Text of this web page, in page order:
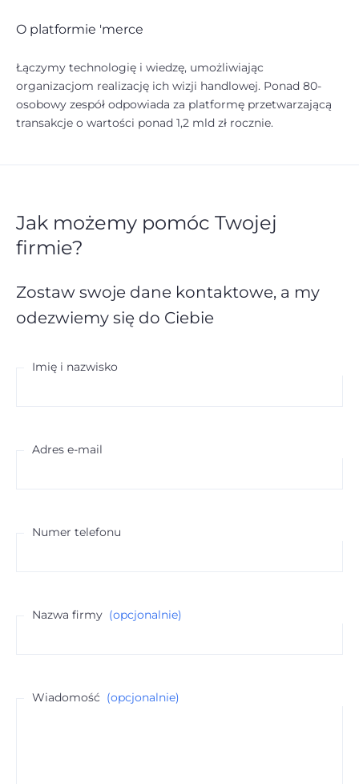
O platformie 'merce
Łączymy technologię i wiedzę, umożliwiając
organizacjom realizację ich wizji handlowej. Ponad 80-
osobowy zespół odpowiada za platformę przetwarzającą
transakcje o wartości ponad 1,2 mld zł rocznie.
Jak możemy pomóc Twojej
firmie?
Zostaw swoje dane kontaktowe, a my
odezwiemy się do Ciebie
Imię i nazwisko
Adres e-mail
Numer telefonu
Nazwa firmy (opcjonalnie)
Wiadomość (opcjonalnie)